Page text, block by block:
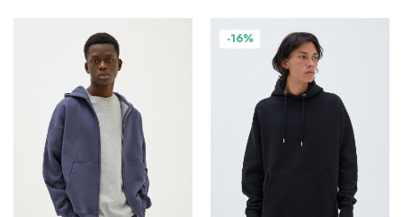
-16%